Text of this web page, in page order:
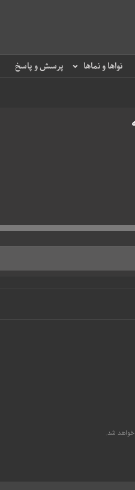
نواها و نماها پرسش و پاسخ
خواهد شد.